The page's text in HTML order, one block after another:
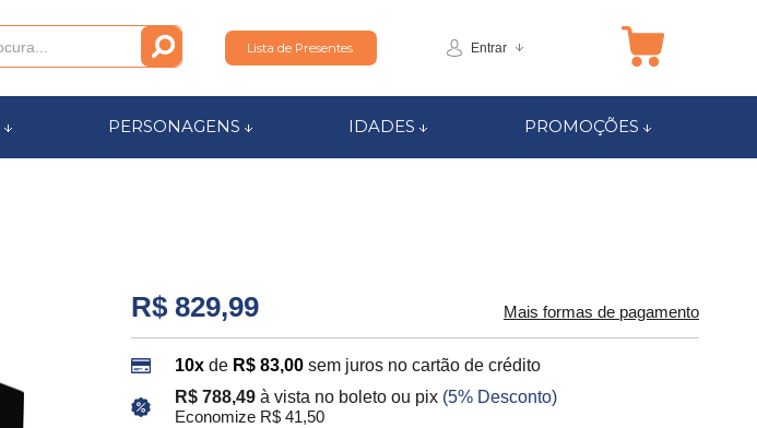
Lista de Presentes Entrar
PERSONAGENS IDADES PROMOÇÕES
R$ 829,99 Mais formas de pagamento
10x de R$ 83,00 sem juros no cartão de crédito
R$ 788,49à vista no boleto ou pix (5% Desconto)
Economize R$ 41,50